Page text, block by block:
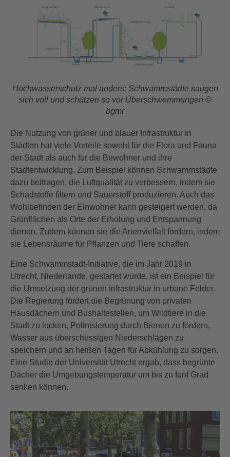
Hochwasserschutz mal anders: Schwammstädte saugen
sich voll und schützen so vor Überschwemmungen ©
bgmr
Die Nutzung von grüner und blauer Infrastruktur in
Städten hat viele Vorteile sowohl für die Flora und Fauna
der Stadt als auch für die Bewohner und ihre
Stadtentwicklung. Zum Beispiel können Schwammstädte
dazu beitragen, die Luftqualität zu verbessern, indem sie
Schadstoffe filtern und Sauerstoff produzieren. Auch das
Wohlbefinden der Einwohner kann gesteigert werden, da
Grünflächen als Orte der Erholung und Entspannung
dienen. Zudem können sie die Artenvielfalt fördern, indem
sie Lebensräume für Pflanzen und Tiere schaffen.
Eine Schwammstadt-Initiative, die im Jahr 2019 in
Utrecht, Niederlande, gestartet wurde, ist ein Beispiel für
die Umsetzung der grünen Infrastruktur in urbane Felder.
Die Regierung fördert die Begrünung von privaten
Hausdächern und Bushaltestellen, um Wildtiere in die
Stadt zu locken, Polinisierung durch Bienen zu fördern,
Wasser aus überschüssigen Niederschlägen zu
speichern und an heißen Tagen für Abkühlung zu sorgen.
Eine Studie der Universität Utrecht ergab, dass begrünte
Dächer die Umgebungstemperatur um bis zu fünf Grad
senken können.